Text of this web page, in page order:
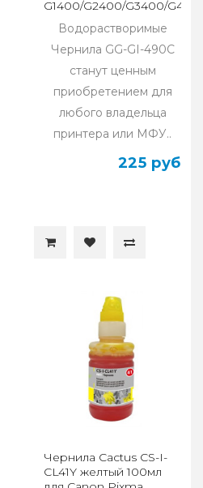
G1400/G2400/G3400/
Водорастворимые
Чернила GG-GI-490C
станут ценным
приобретением для
любого владельца
принтера или МФУ..
225 руб
Чернила Cactus CS-I-
CL41Y желтый 100мл